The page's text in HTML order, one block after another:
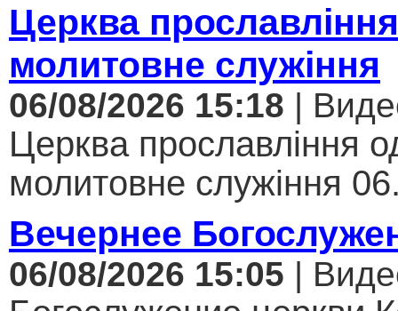
Церква
молитовне служіння
06/08/2026 15:18 |
Церква прославління
молитовне служіння
Вечернее
06/08/2026 15:05 |